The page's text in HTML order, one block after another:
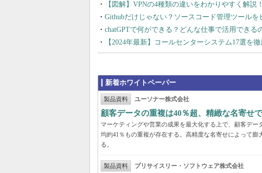
【図解】VPNの4種類の違いをわかりやすく解説
Githubだけじゃない？ソースコード管理ツールを
chatGPTで何ができる？どんな仕事で活用できる
【2024年最新】コールセンターシステム17選を
新着ホワイトペーパー
製品資料 ユーソナー株式会社
顧客データの重複は40％超、精緻な名寄せ
マーケティングや営業の成果を最大化する上で、顧客デ
均約41％もの重複が存在する。高精度な名寄せによって
る。
製品資料 プリサイスリー・ソフトウェア株式会社